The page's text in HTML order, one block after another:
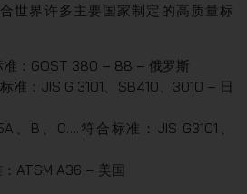
世界许多主要国家制定的高质量标
：GOST 380 – 88 – 俄罗斯
准：JIS G 3101、SB410、3010 – 日
、B、C….符合标准：JIS G3101、
ATSM A36 – 美国